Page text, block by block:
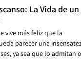
La Vida de un
vive más feliz que la
parecer una
ya sea que lo admitan o